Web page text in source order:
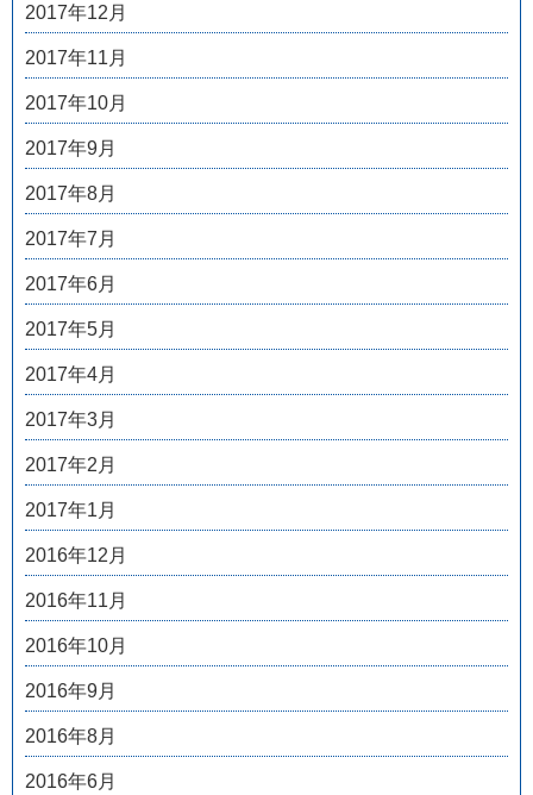
2017年12月
2017年11月
2017年10月
2017年9月
2017年8月
2017年7月
2017年6月
2017年5月
2017年4月
2017年3月
2017年2月
2017年1月
2016年12月
2016年11月
2016年10月
2016年9月
2016年8月
2016年6月